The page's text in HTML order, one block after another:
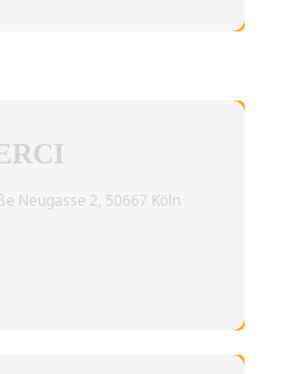
Neugasse 2, 50667 Köln